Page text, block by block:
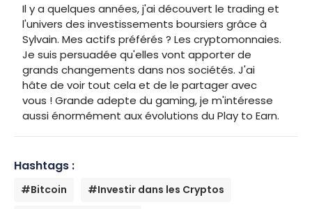
Il y a quelques années, j'ai découvert le trading et
l'univers des investissements boursiers grâce à
Sylvain. Mes actifs préférés ? Les cryptomonnaies.
Je suis persuadée qu'elles vont apporter de
grands changements dans nos sociétés. J'ai
hâte de voir tout cela et de le partager avec
vous ! Grande adepte du gaming, je m'intéresse
aussi énormément aux évolutions du Play to Earn.
Hashtags :
#Bitcoin
#Investir dans les Cryptos